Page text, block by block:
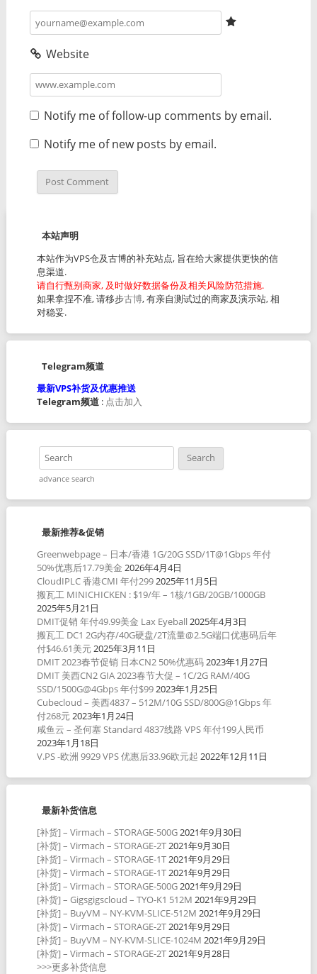
Website
Notify me of follow-up comments by email.
Notify me of new posts by email.
本站声明
本站作为VPS仓及古博的补充站点, 旨在给大家提供更快的信
息渠道.
请自行甄别商家, 及时做好数据备份及相关风险防范措施.
如果拿捏不准, 请移步古博, 有亲自测试过的商家及演示站, 相
对稳妥.
Telegram频道
最新VPS补货及优惠推送
Telegram频道: 点击加入
advance search
最新推荐&促销
Greenwebpage – 日本/香港 1G/20G SSD/1T@1Gbps 年付
50%优惠后17.79美金 2026年4月4日
CloudIPLC 香港CMI 年付2992025年11月5日
搬瓦工 MINICHICKEN : $19/年 – 1核/1GB/20GB/1000GB
2025年5月21日
DMIT促销 年付49.99美金 Lax Eyeball 2025年4月3日
搬瓦工 DC1 2G内存/40G硬盘/2T流量@2.5G端口优惠码后年
付$46.61美元2025年3月11日
DMIT 2023春节促销 日本CN2 50%优惠码2023年1月27日
DMIT 美西CN2 GIA 2023春节大促 – 1C/2G RAM/40G
SSD/1500G@4Gbps 年付$992023年1月25日
Cubecloud – 美西4837 – 512M/10G SSD/800G@1Gbps 年
付268元2023年1月24日
咸鱼云 – 圣何塞 Standard 4837线路 VPS 年付199人民币
2023年1月18日
V.PS -欧洲 9929 VPS 优惠后33.96欧元起 2022年12月11日
最新补货信息
[补货] – Virmach – STORAGE-500G2021年9月30日
[补货] – Virmach – STORAGE-2T2021年9月30日
[补货] – Virmach – STORAGE-1T2021年9月29日
[补货] – Virmach – STORAGE-1T2021年9月29日
[补货] – Virmach – STORAGE-500G2021年9月29日
[补货] – Gigsgigscloud – TYO-K1 512M 2021年9月29日
[补货] – BuyVM – NY-KVM-SLICE-512M 2021年9月29日
[补货] – Virmach – STORAGE-2T2021年9月29日
[补货] – BuyVM – NY-KVM-SLICE-1024M 2021年9月29日
[补货] – Virmach – STORAGE-2T2021年9月28日
>>>更多补货信息